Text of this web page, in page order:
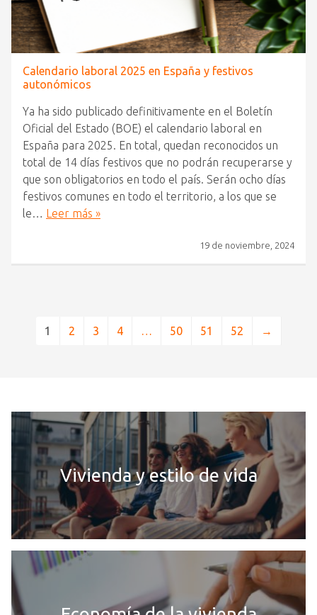
Calendario laboral 2025 en España y festivos
autonómicos
Ya ha sido publicado definitivamente en el Boletín
Oficial del Estado (BOE) el calendario laboral en
España para 2025. En total, quedan reconocidos un
total de 14 días festivos que no podrán recuperarse y
que son obligatorios en todo el país. Serán ocho días
festivos comunes en todo el territorio, a los que se
le… Leer más »
19 de noviembre, 2024
1 2 3 4 … 50 51 52 →
Vivienda y estilo de vida